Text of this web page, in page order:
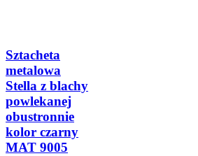
Sztacheta
metalowa
Stella z blachy
powlekanej
obustronnie
kolor czarny
MAT 9005